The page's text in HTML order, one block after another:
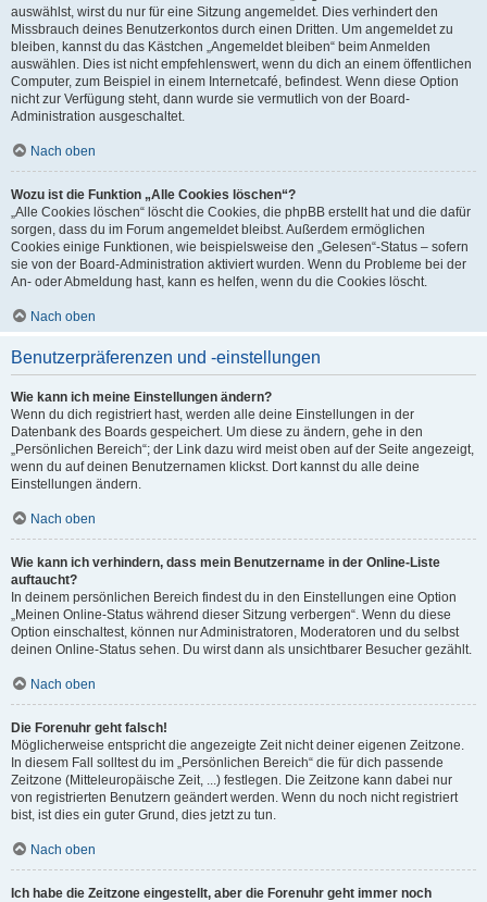
auswählst, wirst du nur für eine Sitzung angemeldet. Dies verhindert den
Missbrauch deines Benutzerkontos durch einen Dritten. Um angemeldet zu
bleiben, kannst du das Kästchen „Angemeldet bleiben“ beim Anmelden
auswählen. Dies ist nicht empfehlenswert, wenn du dich an einem öffentlichen
Computer, zum Beispiel in einem Internetcafé, befindest. Wenn diese Option
nicht zur Verfügung steht, dann wurde sie vermutlich von der Board-
Administration ausgeschaltet.
Nach oben
Wozu ist die Funktion „Alle Cookies löschen“?
„Alle Cookies löschen“ löscht die Cookies, die phpBB erstellt hat und die dafür
sorgen, dass du im Forum angemeldet bleibst. Außerdem ermöglichen
Cookies einige Funktionen, wie beispielsweise den „Gelesen“-Status – sofern
sie von der Board-Administration aktiviert wurden. Wenn du Probleme bei der
An- oder Abmeldung hast, kann es helfen, wenn du die Cookies löscht.
Nach oben
Benutzerpräferenzen und -einstellungen
Wie kann ich meine Einstellungen ändern?
Wenn du dich registriert hast, werden alle deine Einstellungen in der
Datenbank des Boards gespeichert. Um diese zu ändern, gehe in den
„Persönlichen Bereich“; der Link dazu wird meist oben auf der Seite angezeigt,
wenn du auf deinen Benutzernamen klickst. Dort kannst du alle deine
Einstellungen ändern.
Nach oben
Wie kann ich verhindern, dass mein Benutzername in der Online-Liste
auftaucht?
In deinem persönlichen Bereich findest du in den Einstellungen eine Option
„Meinen Online-Status während dieser Sitzung verbergen“. Wenn du diese
Option einschaltest, können nur Administratoren, Moderatoren und du selbst
deinen Online-Status sehen. Du wirst dann als unsichtbarer Besucher gezählt.
Nach oben
Die Forenuhr geht falsch!
Möglicherweise entspricht die angezeigte Zeit nicht deiner eigenen Zeitzone.
In diesem Fall solltest du im „Persönlichen Bereich“ die für dich passende
Zeitzone (Mitteleuropäische Zeit, ...) festlegen. Die Zeitzone kann dabei nur
von registrierten Benutzern geändert werden. Wenn du noch nicht registriert
bist, ist dies ein guter Grund, dies jetzt zu tun.
Nach oben
Ich habe die Zeitzone eingestellt, aber die Forenuhr geht immer noch